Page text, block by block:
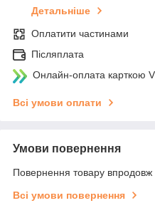
Детальніше
Оплатити частинами
Післяплата
Онлайн-оплата карткою
Всі умови оплати
Умови повернення
Повернення товару впродовж
Всі умови повернення